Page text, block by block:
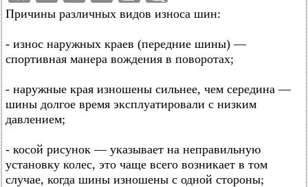
Причины различных видов износа шин:
- износ наружных краев (передние шины) —
спортивная манера вождения в поворотах;
- наружные края изношены сильнее, чем середина —
шины долгое время эксплуатировали с низким
давлением;
- косой рисунок — указывает на неправильную
установку колес, это чаще всего возникает в том
случае, когда шины изношены с одной стороны;